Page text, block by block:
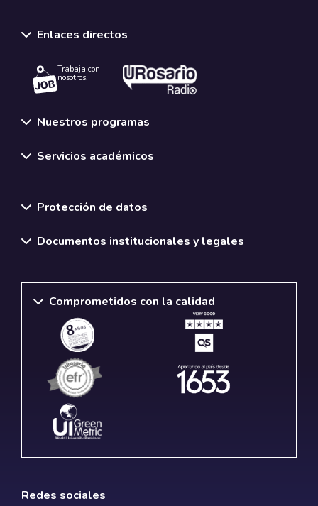
Enlaces directos
Trabaja con
nosotros.
Nuestros programas
Servicios académicos
Protección de datos
Documentos institucionales y legales
Comprometidos con la calidad
Redes sociales